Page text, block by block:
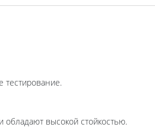
тестирование.
высокой стойкостью.